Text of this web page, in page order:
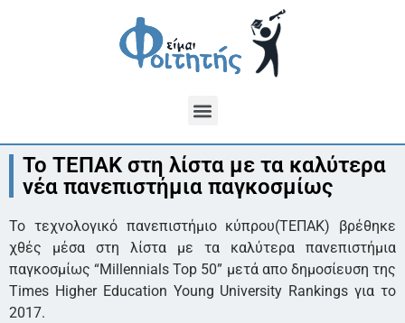
Το ΤΕΠΑΚ στη λίστα με τα καλύτερα
νέα πανεπιστήμια παγκοσμίως
Το τεχνολογικό πανεπιστήμιο κύπρου(ΤΕΠΑΚ) βρέθηκε
χθές μέσα στη λίστα με τα καλύτερα πανεπιστήμια
παγκοσμίως “Millennials Top 50” μετά απο δημοσίευση της
Times Higher Education Young University Rankings για το
2017.